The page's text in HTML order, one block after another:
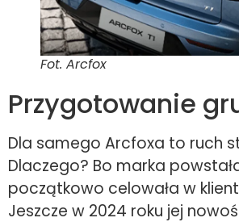
Fot. Arcfox
Przygotowanie
Dla samego Arcfoxa to ruch
Dlaczego? Bo marka
początkowo celowała w
Jeszcze w 2024 roku jej